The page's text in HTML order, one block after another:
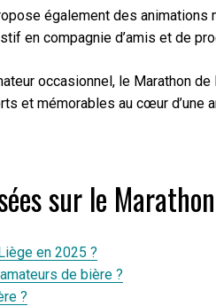
également des
en compagnie d’amis et de
occasionnel, le Marathon
et mémorables au cœur d’une
sur le
en 2025 ?
de bière ?
?